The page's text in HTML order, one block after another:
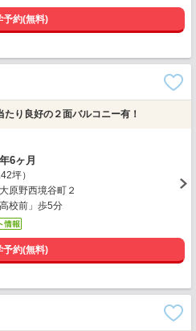
予約(無料)
り良好の２面バルコニー有！
6ヶ月
坪）
原野西境谷町２
校前」歩5分
予約(無料)